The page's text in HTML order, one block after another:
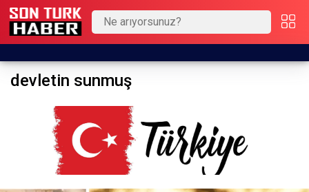
devletin sunmuş